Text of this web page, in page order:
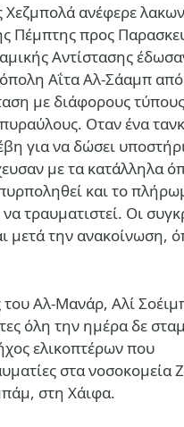
ανέφερε
Πέμπτης προς
Αντίστασης
Αΐτα Αλ-Σάαμπ από
με διάφορους τύπους
Οταν ένα τανκ
για να δώσει
με τα κατάλληλα
και το
τραυματιστεί. Οι
μετά την ανακοίνωση,
Αλ-Μανάρ, Αλί
όλη την ημέρα δε
ελικοπτέρων που
στα νοσοκομεία
στη Χάιφα.